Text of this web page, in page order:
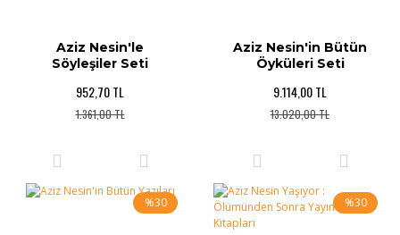
Aziz Nesin'le
Söyleşiler Seti
952,70 TL
1.361,00 TL
Aziz Nesin'in Bütün
Öyküleri Seti
9.114,00 TL
13.020,00 TL
%30 %30